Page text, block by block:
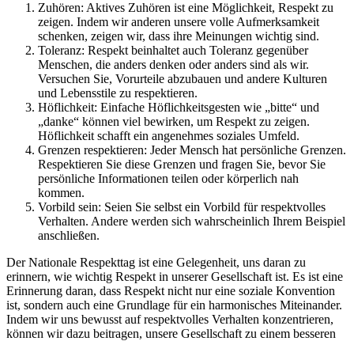
Zuhören: Aktives Zuhören ist eine Möglichkeit, Respekt zu
zeigen. Indem wir anderen unsere volle Aufmerksamkeit
schenken, zeigen wir, dass ihre Meinungen wichtig sind.
Toleranz: Respekt beinhaltet auch Toleranz gegenüber
Menschen, die anders denken oder anders sind als wir.
Versuchen Sie, Vorurteile abzubauen und andere Kulturen
und Lebensstile zu respektieren.
Höflichkeit: Einfache Höflichkeitsgesten wie „bitte“ und
„danke“ können viel bewirken, um Respekt zu zeigen.
Höflichkeit schafft ein angenehmes soziales Umfeld.
Grenzen respektieren: Jeder Mensch hat persönliche Grenzen.
Respektieren Sie diese Grenzen und fragen Sie, bevor Sie
persönliche Informationen teilen oder körperlich nah
kommen.
Vorbild sein: Seien Sie selbst ein Vorbild für respektvolles
Verhalten. Andere werden sich wahrscheinlich Ihrem Beispiel
anschließen.
Der Nationale Respekttag ist eine Gelegenheit, uns daran zu
erinnern, wie wichtig Respekt in unserer Gesellschaft ist. Es ist eine
Erinnerung daran, dass Respekt nicht nur eine soziale Konvention
ist, sondern auch eine Grundlage für ein harmonisches Miteinander.
Indem wir uns bewusst auf respektvolles Verhalten konzentrieren,
können wir dazu beitragen, unsere Gesellschaft zu einem besseren